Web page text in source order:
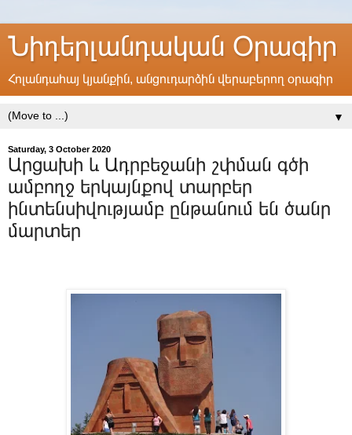
Նիդերլանդական Օրագիր
Հոլանդահայ կյանքին, անցուդարձին վերաբերող օրագիր
▼
Saturday, 3 October 2020
Արցախի և Ադրբեջանի շփման գծի
ամբողջ երկայնքով տարբեր
ինտենսիվությամբ ընթանում են ծանր
մարտեր